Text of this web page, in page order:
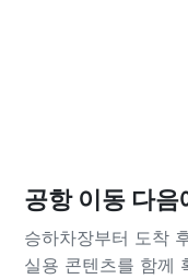
공항 이동 다
승하차장부터 도착
실용 콘텐츠를 함께